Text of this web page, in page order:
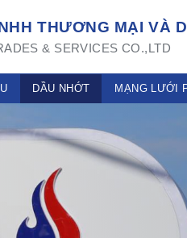
THƯƠNG MẠI VÀ
& SERVICES CO.,LTD
DẦU NHỚT MẠNG LƯỚI